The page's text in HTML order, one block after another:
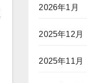
2026年1月
2025年12月
2025年11月